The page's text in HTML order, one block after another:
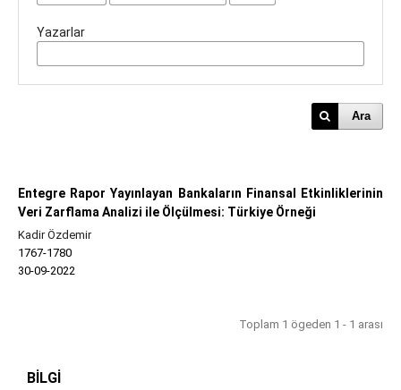
Yazarlar
Ara
Entegre Rapor Yayınlayan Bankaların Finansal Etkinliklerinin
Veri Zarflama Analizi ile Ölçülmesi: Türkiye Örneği
Kadir Özdemir
1767-1780
30-09-2022
Toplam 1 ögeden 1 - 1 arası
BILGI